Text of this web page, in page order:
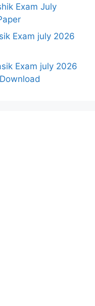
Exam July
Exam july 2026
Exam july 2026